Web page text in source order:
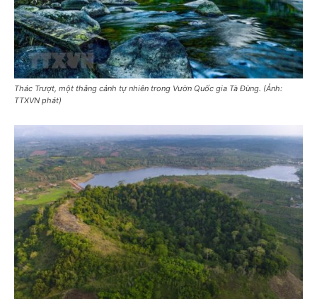
Thác Trượt, một thắng cảnh tự nhiên trong Vườn Quốc gia Tà Đùng. (Ảnh:
TTXVN phát)